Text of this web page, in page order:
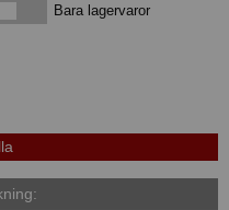
Bara lagervarorBara lagervaror